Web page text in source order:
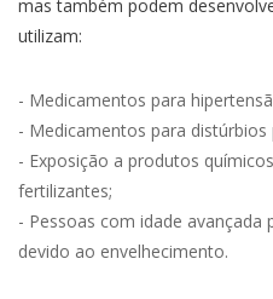
mas também podem
utilizam:
- Medicamentos para
- Medicamentos para distúrbios
- Exposição a produtos
fertilizantes;
- Pessoas com idade avançada
devido ao envelhecimento.